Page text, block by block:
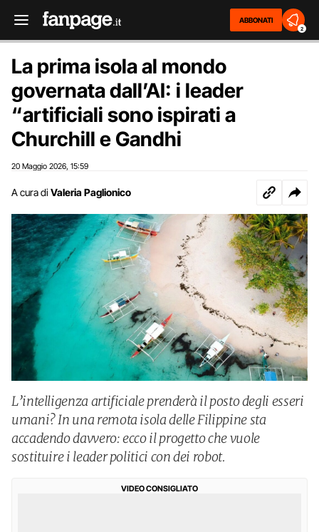
ABBONATI
2
La prima isola al mondo
governata dall’AI: i leader
“artificiali sono ispirati a
Churchill e Gandhi
20 Maggio 2026 15:59
A cura di Valeria Paglionico
L’intelligenza artificiale prenderà il posto degli esseri
umani? In una remota isola delle Filippine sta
accadendo davvero: ecco il progetto che vuole
sostituire i leader politici con dei robot.
VIDEO CONSIGLIATO